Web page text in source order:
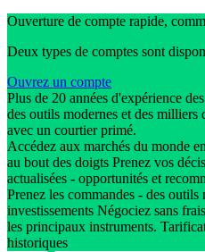
Ouverture de compte rapide,
Deux types de comptes sont
Ouvrez un compte
Plus de 20 années d'expérience
des outils modernes et des milliers
avec un courtier primé.
Accédez aux marchés du monde
au bout des doigts Prenez vos
actualisées - opportunités et
Prenez les commandes - des
investissements Négociez sans
les principaux instruments.
historiques